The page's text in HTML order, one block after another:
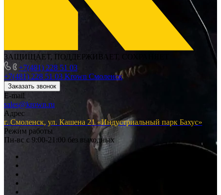
ЗАЩИЩАЕТ, ПОДДЕРЖИВАЕТ, СОХРАНЯЕТ
+7(481) 228 51 03
+7(481) 228 51 03 Krown Смоленск
Заказать звонок
E-mail
sales@krown.ru
Адрес
г. Смоленск, ул. Кашена 21 «Индустриальный парк Бахус»
Режим работы
Пн-вс с 9:00-21:00 без выходных